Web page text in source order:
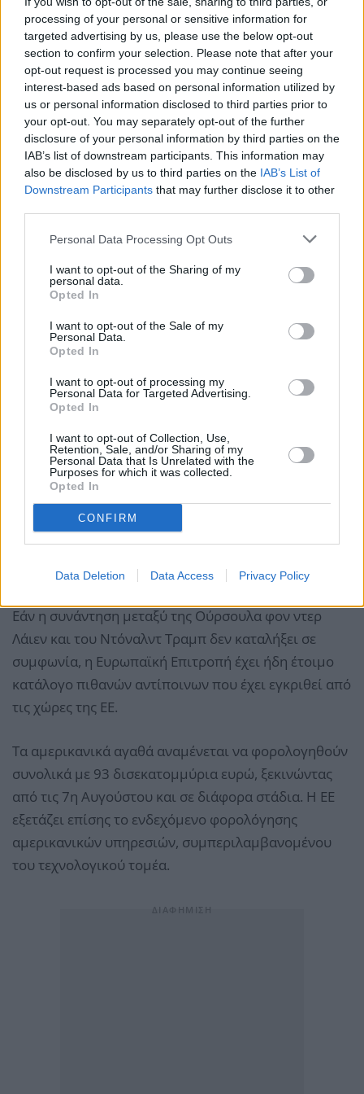
processing of your personal or sensitive information for
targeted advertising by us, please use the below opt-out
section to confirm your selection. Please note that after your
opt-out request is processed you may continue seeing
interest-based ads based on personal information utilized by
us or personal information disclosed to third parties prior to
your opt-out. You may separately opt-out of the further
disclosure of your personal information by third parties on the
IAB’s list of downstream participants. This information may
also be disclosed by us to third parties on the IAB’s List of
Downstream Participants that may further disclose it to other
Personal Data Processing Opt Outs
I want to opt-out of the Sharing of my
personal data.
Opted In
I want to opt-out of the Sale of my
Personal Data.
Opted In
I want to opt-out of processing my
Personal Data for Targeted Advertising.
Opted In
I want to opt-out of Collection, Use,
Retention, Sale, and/or Sharing of my
Personal Data that Is Unrelated with the
Purposes for which it was collected.
Opted In
CONFIRM
Data Deletion Data Access Privacy Policy
απειλεί να αυξήσει στο 30%την 1η Αυγούστου
αν δεν επιτευχθεί συμφωνία.
Το "δυνατό χαρτί" της ΕΕ
Εάν η συνάντηση μεταξύ της Ούρσουλα φον ντερ
Λάιεν και του Ντόναλντ Τραμπ δεν καταλήξει σε
συμφωνία, η Ευρωπαϊκή Επιτροπή έχει ήδη έτοιμο
κατάλογο πιθανών αντίποινων που έχει εγκριθεί από
τις χώρες της ΕΕ.
Τα αμερικανικά αγαθά αναμένεται να φορολογηθούν
συνολικά με 93 δισεκατομμύρια ευρώ, ξεκινώντας
από τις 7η Αυγούστου και σε διάφορα στάδια. Η ΕΕ
εξετάζει επίσης το ενδεχόμενο φορολόγησης
αμερικανικών υπηρεσιών, συμπεριλαμβανομένου
του τεχνολογικού τομέα.